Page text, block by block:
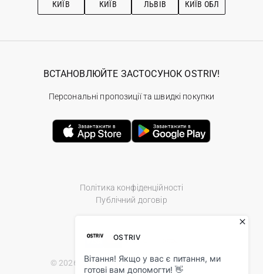
КИЇВ КИЇВ ЛЬВІВ КИЇВ ОБЛ
Політика конфіденційності
Публічний договір
© 2026 Ostriv.ua Store. All Rights Reserved.
ВСТАНОВЛЮЙТЕ ЗАСТОСУНОК OSTRIV!
Персональні пропозиції та швидкі покупки